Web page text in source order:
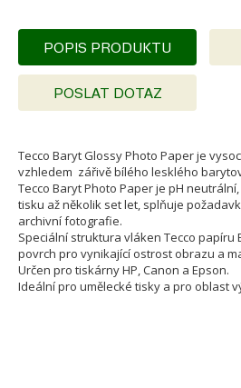
POPIS PRODUKTU
POSLAT DOTAZ
Tecco Baryt Glossy Photo Paper je
vzhledem zářivě bílého lesklého
Tecco Baryt Photo Paper je pH
tisku až několik set let, splňuje
archivní fotografie.
Speciální struktura vláken Tecco
povrch pro vynikající ostrost obrazu a
Určen pro tiskárny HP, Canon a Epson.
Ideální pro umělecké tisky a pro oblast